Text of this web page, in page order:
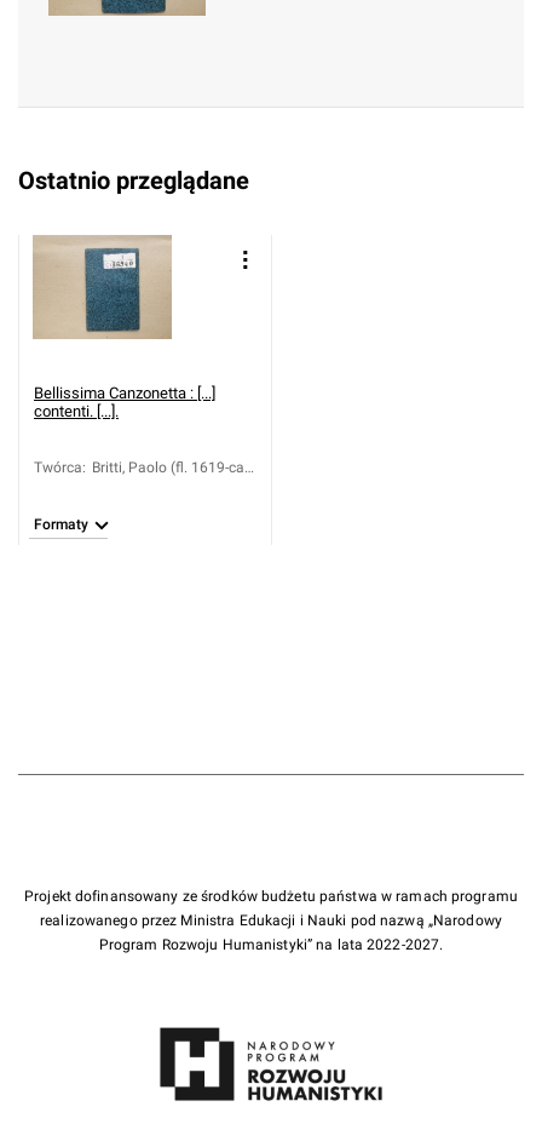
Ostatnio przeglądane
Bellissima Canzonetta : [...]
contenti. [...].
Twórca: Britti, Paolo (fl. 1619-ca.
Formaty
Projekt dofinansowany ze środków budżetu państwa w ramach programu
realizowanego przez Ministra Edukacji i Nauki pod nazwą „Narodowy
Program Rozwoju Humanistyki” na lata 2022-2027.